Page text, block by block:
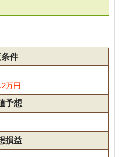
件
万円
予想
損益